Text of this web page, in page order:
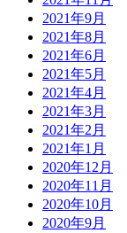
2021年9月
2021年8月
2021年6月
2021年5月
2021年4月
2021年3月
2021年2月
2021年1月
2020年12月
2020年11月
2020年10月
2020年9月